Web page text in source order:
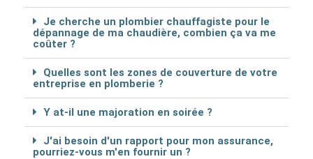
Je cherche un plombier chauffagiste pour le
dépannage de ma chaudière, combien ça va me
coûter ?
Quelles sont les zones de couverture de votre
entreprise en plomberie ?
Y at-il une majoration en soirée ?
J'ai besoin d'un rapport pour mon assurance,
pourriez-vous m'en fournir un ?